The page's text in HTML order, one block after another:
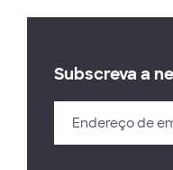
Subscreva a